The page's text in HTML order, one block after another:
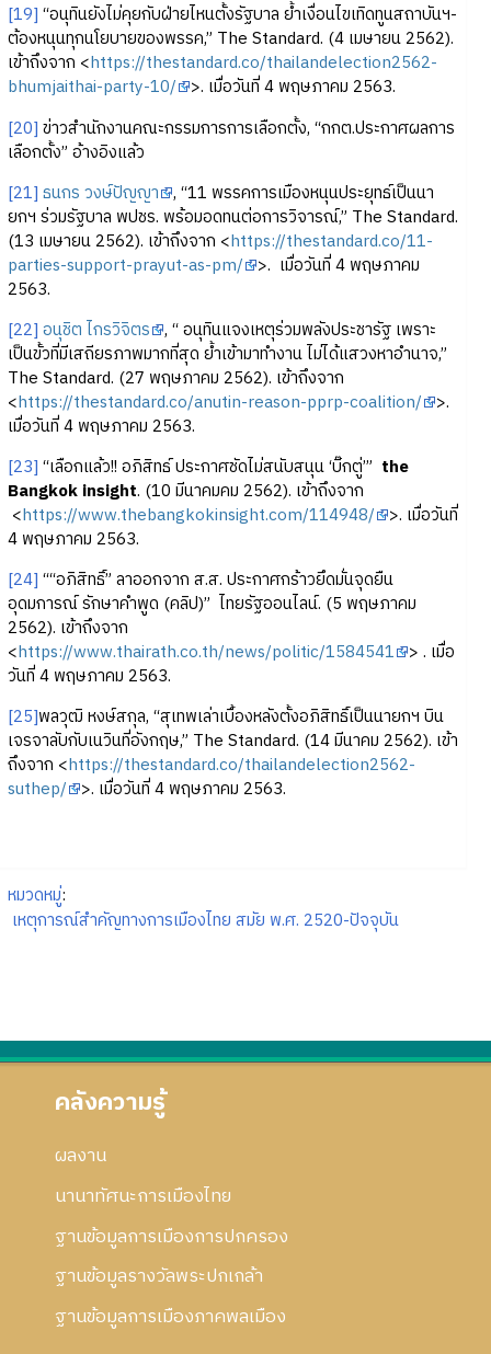
[19] “อนุทินยังไม่คุยกับฝ่ายไหนตั้งรัฐบาล ย้ำเงื่อนไขเทิดทูนสถาบันฯ-
ต้องหนุนทุกนโยบายของพรรค,” The Standard. (4 เมษายน 2562).
เข้าถึงจาก <https://thestandard.co/thailandelection2562-
bhumjaithai-party-10/ >. เมื่อวันที่ 4 พฤษภาคม 2563.
[20] ข่าวสำนักงานคณะกรรมการการเลือกตั้ง, “กกต.ประกาศผลการ
เลือกตั้ง” อ้างอิงแล้ว
[21] ธนกร วงษ์ปัญญา , “11 พรรคการเมืองหนุนประยุทธ์เป็นนา
ยกฯ ร่วมรัฐบาล พปชร. พร้อมอดทนต่อการวิจารณ์,” The Standard.
(13 เมษายน 2562). เข้าถึงจาก <https://thestandard.co/11-
parties-support-prayut-as-pm/ >. เมื่อวันที่ 4 พฤษภาคม
2563.
[22] อนุชิต ไกรวิจิตร , “ อนุทินแจงเหตุร่วมพลังประชารัฐ เพราะ
เป็นขั้วที่มีเสถียรภาพมากที่สุด ย้ำเข้ามาทำงาน ไม่ได้แสวงหาอำนาจ,”
The Standard. (27 พฤษภาคม 2562). เข้าถึงจาก
<https://thestandard.co/anutin-reason-pprp-coalition/ >.
เมื่อวันที่ 4 พฤษภาคม 2563.
[23] “เลือกแล้ว!! อภิสิทธ์ ประกาศชัดไม่สนับสนุน ‘บิ๊กตู่’” the
Bangkok insight. (10 มีนาคมคม 2562). เข้าถึงจาก
<https://www.thebangkokinsight.com/114948/ >. เมื่อวันที่
4 พฤษภาคม 2563.
[24] ““อภิสิทธิ์” ลาออกจาก ส.ส. ประกาศกร้าวยึดมั่นจุดยืน
อุดมการณ์ รักษาคำพูด (คลิป)” ไทยรัฐออนไลน์. (5 พฤษภาคม
2562). เข้าถึงจาก
<https://www.thairath.co.th/news/politic/1584541 > . เมื่อ
วันที่ 4 พฤษภาคม 2563.
[25]พลวุฒิ หงษ์สกุล, “สุเทพเล่าเบื้องหลังตั้งอภิสิทธิ์เป็นนายกฯ บิน
เจรจาลับกับเนวินที่อังกฤษ,” The Standard. (14 มีนาคม 2562). เข้า
ถึงจาก <https://thestandard.co/thailandelection2562-
suthep/ >. เมื่อวันที่ 4 พฤษภาคม 2563.
หมวดหมู่:
เหตุการณ์สำคัญทางการเมืองไทย สมัย พ.ศ. 2520-ปัจจุบัน
คลังความรู้
ผลงาน
นานาทัศนะการเมืองไทย
ฐานข้อมูลการเมืองการปกครอง
ฐานข้อมูลรางวัลพระปกเกล้า
ฐานข้อมูลการเมืองภาคพลเมือง